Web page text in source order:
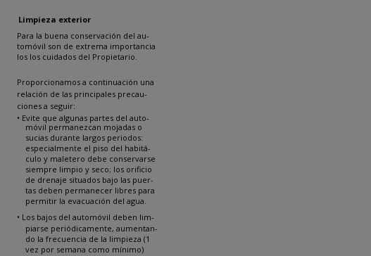
Limpieza exterior
Para la buena conservación del au-
tomóvil son de extrema importancia
los los cuidados del Propietario.
Proporcionamos a continuación una
relación de las principales precau-
ciones a seguir:
• Evite que algunas partes del auto-
móvil permanezcan mojadas o
sucias durante largos periodos:
especialmente el piso del habitá-
culo y maletero debe conservarse
siempre limpio y seco; los orificio
de drenaje situados bajo las puer-
tas deben permanecer libres para
permitir la evacuación del agua.
• Los bajos del automóvil deben lim-
piarse periódicamente, aumentan-
do la frecuencia de la limpieza (1
vez por semana como mínimo)